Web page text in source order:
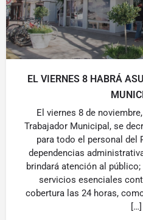
EL VIERNES 8 HABRÁ
El viernes 8 de
Trabajador Municipal, se
para todo el personal del
dependencias
brindará atención al
servicios esenciales
cobertura las 24 horas,
[…]